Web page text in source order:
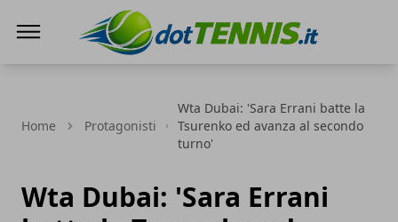
Home Protagonisti
Wta Dubai: 'Sara Errani batte la
Tsurenko ed avanza al secondo
turno'
Wta Dubai: 'Sara Errani